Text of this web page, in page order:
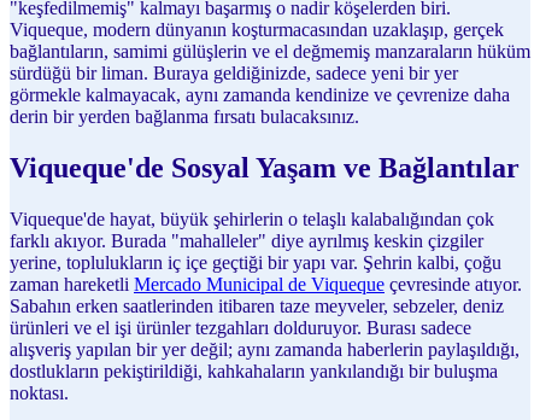
"keşfedilmemiş" kalmayı başarmış o nadir köşelerden biri.
Viqueque, modern dünyanın koşturmacasından uzaklaşıp, gerçek
bağlantıların, samimi gülüşlerin ve el değmemiş manzaraların hüküm
sürdüğü bir liman. Buraya geldiğinizde, sadece yeni bir yer
görmekle kalmayacak, aynı zamanda kendinize ve çevrenize daha
derin bir yerden bağlanma fırsatı bulacaksınız.
Viqueque'de Sosyal Yaşam ve Bağlantılar
Viqueque'de hayat, büyük şehirlerin o telaşlı kalabalığından çok
farklı akıyor. Burada "mahalleler" diye ayrılmış keskin çizgiler
yerine, toplulukların iç içe geçtiği bir yapı var. Şehrin kalbi, çoğu
zaman hareketli Mercado Municipal de Viqueque çevresinde atıyor.
Sabahın erken saatlerinden itibaren taze meyveler, sebzeler, deniz
ürünleri ve el işi ürünler tezgahları dolduruyor. Burası sadece
alışveriş yapılan bir yer değil; aynı zamanda haberlerin paylaşıldığı,
dostlukların pekiştirildiği, kahkahaların yankılandığı bir buluşma
noktası.